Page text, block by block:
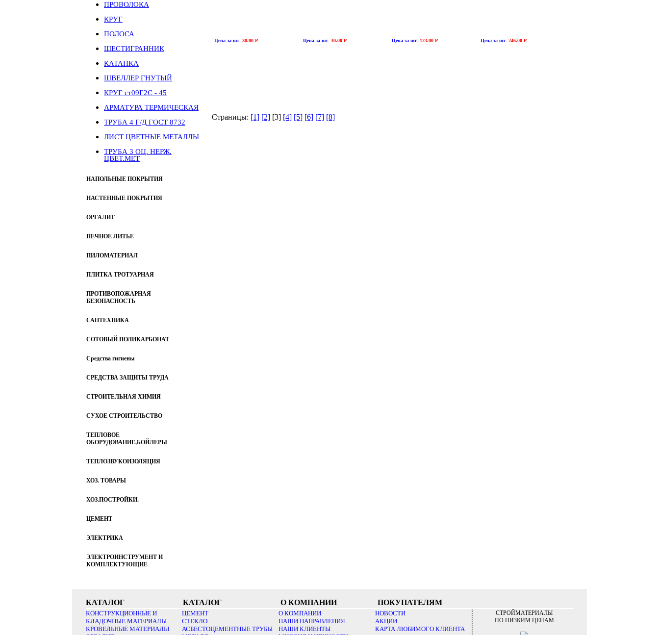
ПРОВОЛОКА
КРУГ
ПОЛОСА
ШЕСТИГРАННИК
КАТАНКА
ШВЕЛЛЕР ГНУТЫЙ
КРУГ ст09Г2С - 45
АРМАТУРА ТЕРМИЧЕСКАЯ
ТРУБА 4 Г/Д ГОСТ 8732
ЛИСТ ЦВЕТНЫЕ МЕТАЛЛЫ
ТРУБА 3 ОЦ. НЕРЖ.
ЦВЕТ.МЕТ
НАПОЛЬНЫЕ ПОКРЫТИЯ
НАСТЕННЫЕ ПОКРЫТИЯ
ОРГАЛИТ
ПЕЧНОЕ ЛИТЬЕ
ПИЛОМАТЕРИАЛ
ПЛИТКА ТРОТУАРНАЯ
ПРОТИВОПОЖАРНАЯ
БЕЗОПАСНОСТЬ
САНТЕХНИКА
СОТОВЫЙ ПОЛИКАРБОНАТ
Средства гигиены
СРЕДСТВА ЗАЩИТЫ ТРУДА
СТРОИТЕЛЬНАЯ ХИМИЯ
СУХОЕ СТРОИТЕЛЬСТВО
ТЕПЛОВОЕ
ОБОРУДОВАНИЕ,БОЙЛЕРЫ
ТЕПЛОЗВУКОИЗОЛЯЦИЯ
ХОЗ. ТОВАРЫ
ХОЗ.ПОСТРОЙКИ.
ЦЕМЕНТ
ЭЛЕКТРИКА
ЭЛЕКТРОИНСТРУМЕНТ И
КОМПЛЕКТУЮЩИЕ
Цена за шт: 30.00 Р Цена за шт: 30.00 Р Цена за шт: 123.00 Р Цена за шт: 246.00 Р
Страницы: [1] [2] [3] [4] [5] [6] [7] [8]
КАТАЛОГ КАТАЛОГ О КОМПАНИИ ПОКУПАТЕЛЯМ
КОНСТРУКЦИОННЫЕ И
КЛАДОЧНЫЕ МАТЕРИАЛЫ
КРОВЕЛЬНЫЕ МАТЕРИАЛЫ
ЦЕМЕНТ
СТЕКЛО
АСБЕСТОЦЕМЕНТНЫЕ ТРУБЫ
О КОМПАНИИ
НАШИ НАПРАВЛЕНИЯ
НАШИ КЛИЕНТЫ
НОВОСТИ
АКЦИИ
КАРТА ЛЮБИМОГО КЛИЕНТА
СТРОЙМАТЕРИАЛЫ
ПО НИЗКИМ ЦЕНАМ